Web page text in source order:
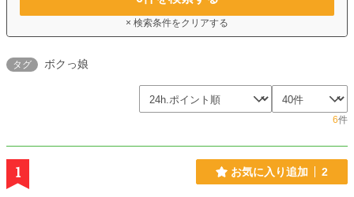
× 検索条件をクリアする
タグ ボクっ娘
6件
1 お気に入り追加 2